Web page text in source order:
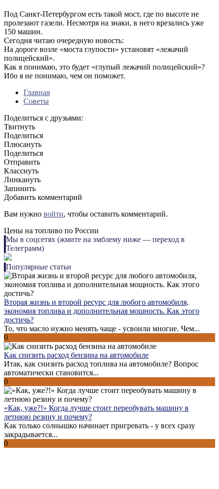
Под Санкт-Петербургом есть такой мост, где по высоте не
пролезают газели. Несмотря на знаки, в него врезались уже
150 машин.
Сегодня читаю очередную новость:
На дороге возле «моста глупости» установят «лежачий
полицейский».
Как я понимаю, это будет «глупый лежачий полицейский»?
Ибо я не понимаю, чем он поможет.
Главная
Советы
Поделиться с друзьями:
Твитнуть
Поделиться
Плюсануть
Поделиться
Отправить
Класснуть
Линкануть
Запинить
Добавить комментарий
Вам нужно войти, чтобы оставить комментарий.
Цены на топливо по России
Мы в соцсетях (жмите на эмблему ниже — переход в
Телеграмм)
Популярные статьи
Вторая жизнь и второй ресурс для любого автомобиля,
экономия топлива и дополнительная мощность. Как этого
достичь?
То, что масло нужно менять чаще - усвоили многие. Чем...
0
Как снизить расход бензина на автомобиле
Итак, как снизить расход топлива на автомобиле? Вопрос
автоматически становится...
0
«Как, уже?!» Когда лучше стоит переобувать машину в
летнюю резину и почему?
Как только солнышко начинает пригревать - у всех сразу
закрадывается...
0